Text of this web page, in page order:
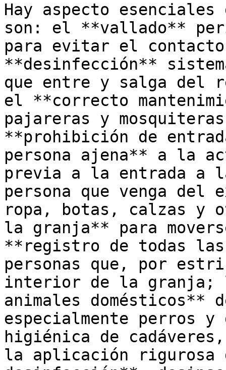
Hay aspecto
son: el **vallado**
para evitar el
**desinfección**
que entre y salga del
el **correcto
pajareras y
**prohibición de
persona ajena** a la
previa a la entrada a
persona que venga
ropa, botas, calzas y
la granja** para
**registro de todas
personas que, por
interior de la granja;
animales domésticos**
especialmente perros
higiénica de
la aplicación rigurosa